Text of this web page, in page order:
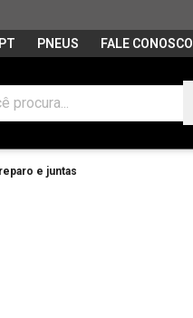
PNEUS FALE CONOSCO
e juntas